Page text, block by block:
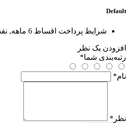
Default
شرایط پرداخت اقساط 6 ماهه, نقدی
افزودن یک نظر
رتبه‌بندی شما*
نام*
نظر *